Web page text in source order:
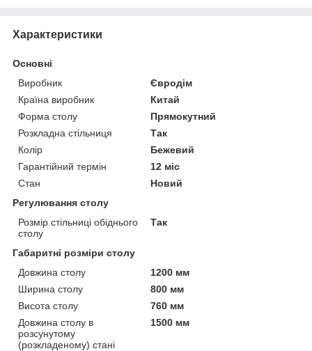
Характеристики
Основні
Виробник
Євродім
Країна виробник
Китай
Форма столу
Прямокутний
Розкладна стільниця
Так
Колір
Бежевий
Гарантійний термін
12 міс
Стан
Новий
Регулювання столу
Розмір стільниці обіднього
столу
Так
Габаритні розміри столу
Довжина столу
1200 мм
Ширина столу
800 мм
Висота столу
760 мм
Довжина столу в
розсунутому
(розкладеному) стані
1500 мм